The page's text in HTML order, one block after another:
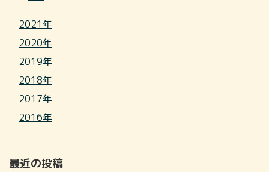
2021年
2020年
2019年
2018年
2017年
2016年
最近の投稿